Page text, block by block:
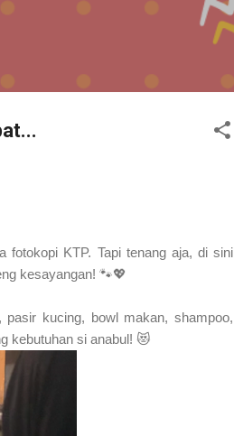
fotokopi KTP. Tapi tenang aja, di sini
kesayangan! 🐾💖
kucing, bowl makan, shampoo,
kebutuhan si anabul! 😻